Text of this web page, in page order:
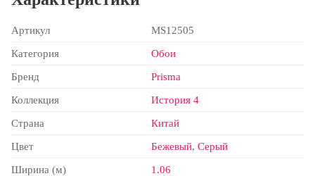
Артикул MS12505
Категория Обои
Бренд Prisma
Коллекция История 4
Страна Китай
Цвет Бежевый, Серый
Ширина (м) 1.06